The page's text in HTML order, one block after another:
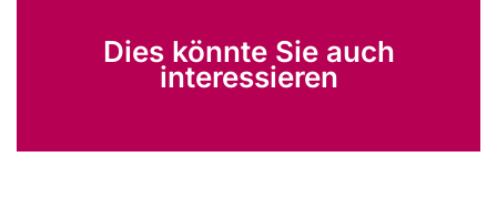
Dies könnte Sie auch
interessieren